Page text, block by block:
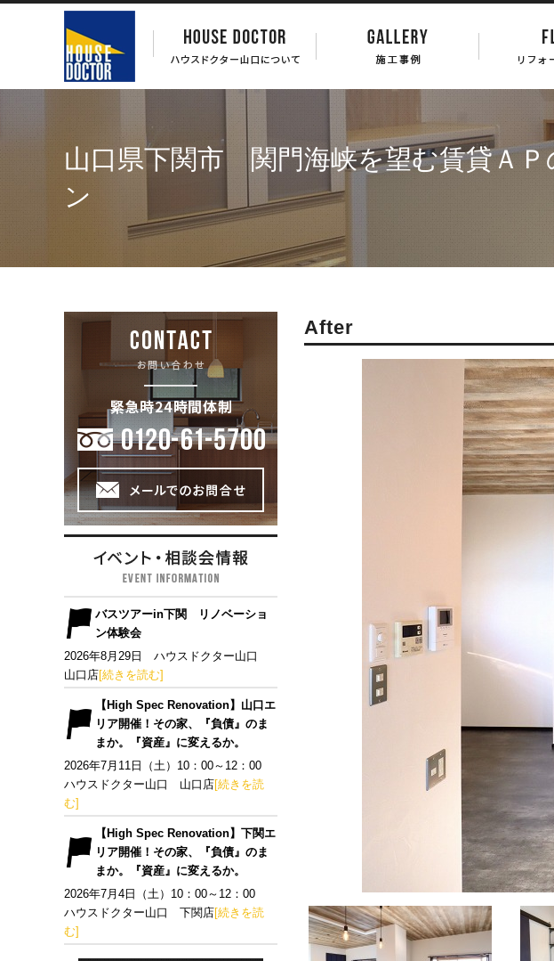
山口県下関市 関門海峡を望む賃貸Ａ
ン
After
バスツアーin下関 リノベーショ
ン体験会
2026年8月29日 ハウスドクター山口
山口店[続きを読む]
【High Spec Renovation】山口エ
リア開催！その家、『負債』のま
まか。『資産』に変えるか。
2026年7月11日（土）10：00～12：00
ハウスドクター山口 山口店[続きを読
む]
【High Spec Renovation】下関エ
リア開催！その家、『負債』のま
まか。『資産』に変えるか。
2026年7月4日（土）10：00～12：00
ハウスドクター山口 下関店[続きを読
む]